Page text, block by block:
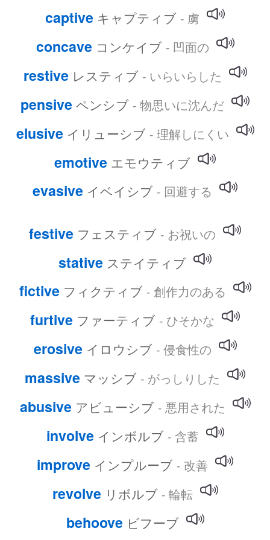
captive キャプティブ - 虜
concave コンケイブ - 凹面の
restive レスティブ - いらいらした
pensive ペンシブ - 物思いに沈んだ
elusive イリューシブ - 理解しにくい
emotive エモウティブ
evasive イベイシブ - 回避する
festive フェスティブ - お祝いの
stative ステイティブ
fictive フィクティブ - 創作力のある
furtive ファーティブ - ひそかな
erosive イロウシブ - 侵食性の
massive マッシブ - がっしりした
abusive アビューシブ - 悪用された
involve インボルブ - 含蓄
improve インプルーブ - 改善
revolve リボルブ - 輪転
behoove ビフーブ